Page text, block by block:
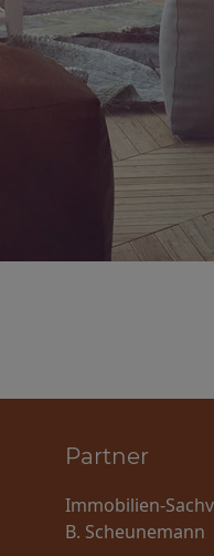
Partner
Immobilien-
B. Scheunemann
Jedes Cookie wie
sowie
Es werden nur
Arten zugelassen